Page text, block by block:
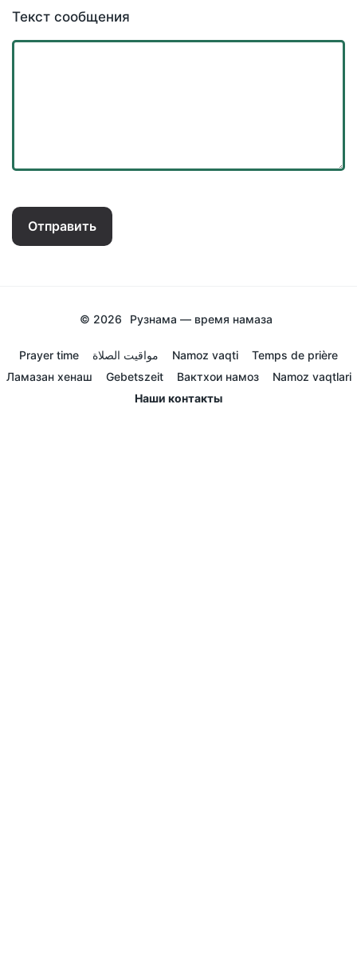
Текст сообщения
Отправить
© 2026 Рузнама — время намаза
Prayer time مواقيت الصلاة Namoz vaqti
Temps de prière
Ламазан хенаш
Gebetszeit Вактхои намоз
Namoz vaqtlari
Наши контакты